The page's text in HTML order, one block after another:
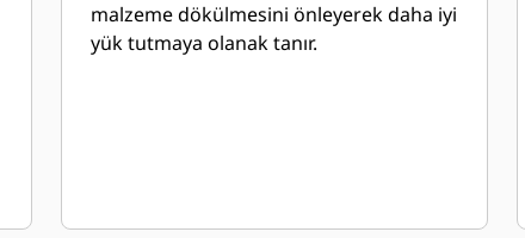
malzeme dökülmesini önleyerek daha iyi
yük tutmaya olanak tanır.